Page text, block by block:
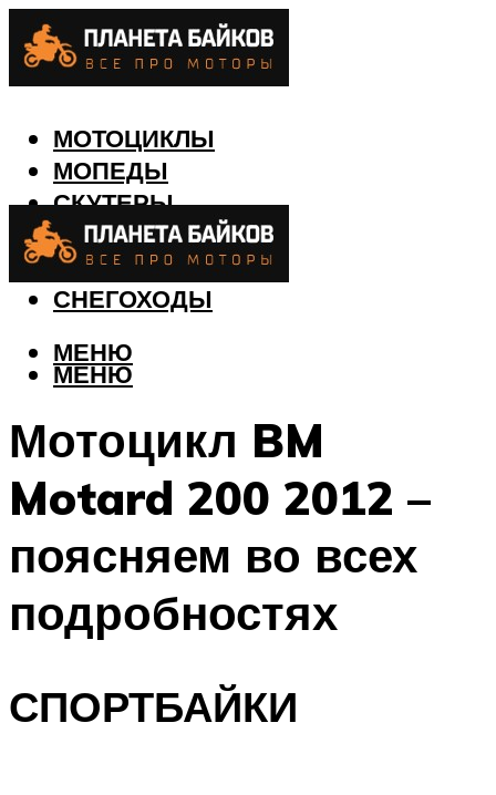
МОТОЦИКЛЫ
МОПЕДЫ
СКУТЕРЫ
КВАДРОЦИКЛЫ
ЛОДКИ
СНЕГОХОДЫ
МЕНЮ
МЕНЮ
Мотоцикл BM
Motard 200 2012 –
поясняем во всех
подробностях
СПОРТБАЙКИ